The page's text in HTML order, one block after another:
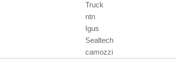
Truck
ntn
Igus
Sealtech
camozzi